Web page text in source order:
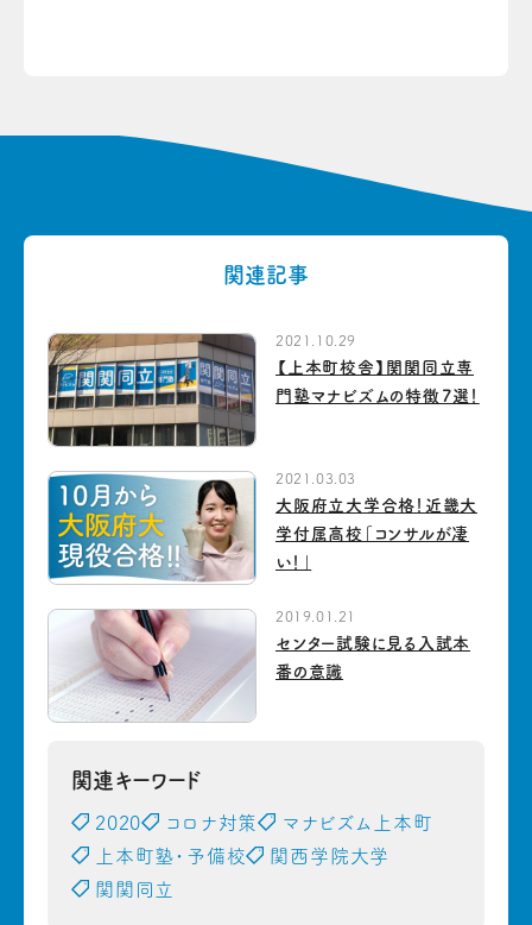
関連記事
2021.10.29
【上本町校舎】関関同立専
門塾マナビズムの特徴７選！
2021.03.03
大阪府立大学合格！近畿大
学付属高校「コンサルが凄
い！」
2019.01.21
センター試験に見る入試本
番の意識
関連キーワード
2020 コロナ対策
マナビズム上本町
上本町塾・予備校
関西学院大学
関関同立